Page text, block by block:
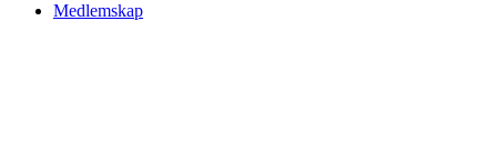
Medlemskap